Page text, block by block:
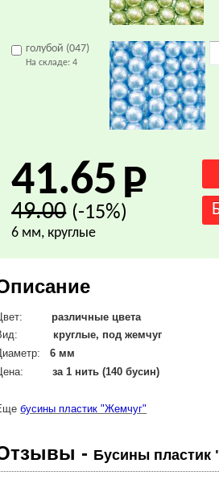
голубой (047)
На складе:4
41.65
49.00 (-15%)
6 мм, круглые
различные цвета
круглые, под жемчуг
6 мм
за 1 нить (140 бусин)
бусины пластик "Жемчуг"
- Бусины пластик